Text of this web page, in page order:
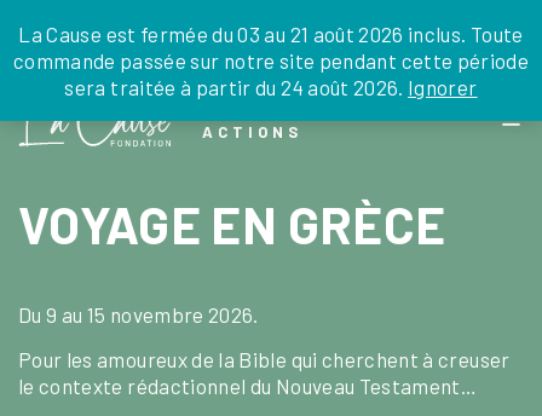
to
the
La Cause est fermée du 03 au 21 août 2026 inclus. Toute
commande passée sur notre site pendant cette période
sera traitée à partir du 24 août 2026. Ignorer
JE DONNE JE PARRAINE NOUS SOUTENIR
DEPUIS LA FRANCE
DEPUIS L’INTERNATIONAL
EN TANT QU’ORGANISATION
0 ARTICLE
ACTIONS
VOYAGE EN GRÈCE
Du 9 au 15 novembre 2026.
Pour les amoureux de la Bible qui cherchent à creuser
le contexte rédactionnel du Nouveau Testament…